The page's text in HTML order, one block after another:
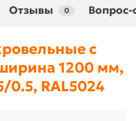
Отзывы 0 Вопрос-
с
1200 мм,
RAL5024